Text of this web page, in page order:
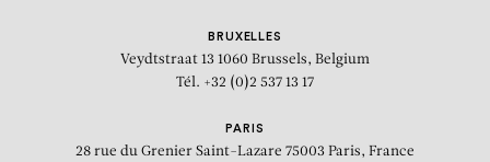
BRUXELLES
Veydtstraat 13 1060 Brussels, Belgium
Tél. +32 (0)2 537 13 17
PARIS
28 rue du Grenier Saint-Lazare 75003 Paris, France